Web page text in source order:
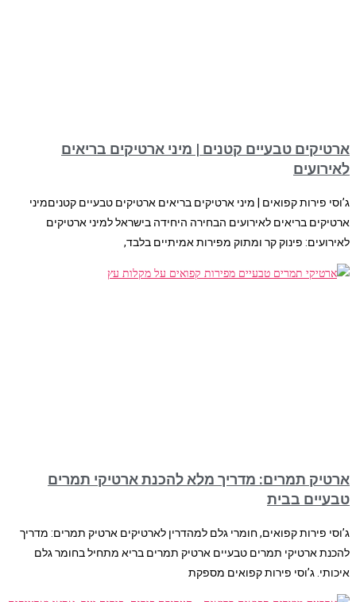
ארטיקים טבעיים קטנים | מיני ארטיקים בריאים
לאירועים
ג’וסי פירות קפואים | מיני ארטיקים בריאים ארטיקים טבעיים קטניםמיני
ארטיקים בריאים לאירועים הבחירה היחידה בישראל למיני ארטיקים
לאירועים: פינוק קר ומתוק מפירות אמיתיים בלבד,
ארטיק תמרים: מדריך מלא להכנת ארטיקי תמרים
טבעיים בבית
ג’וסי פירות קפואים, חומרי גלם למהדרין לארטיקים ארטיק תמרים: מדריך
להכנת ארטיקי תמרים טבעיים ארטיק תמרים בריא מתחיל בחומר גלם
איכותי. ג’וסי פירות קפואים מספקת